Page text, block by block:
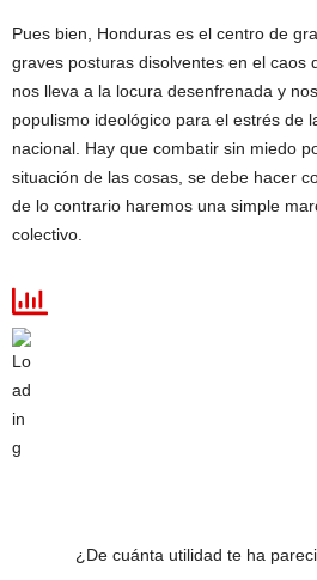
Pues bien, Honduras es el centro de
graves posturas disolventes en el caos
nos lleva a la locura desenfrenada y
populismo ideológico para el estrés de
nacional. Hay que combatir sin miedo
situación de las cosas, se debe hacer
de lo contrario haremos una simple
colectivo.
¿De cuánta utilidad te ha